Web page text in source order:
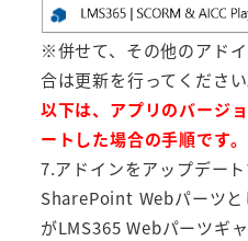
※併せて、その他のアド
合は更新を行ってください
以下は、アプリのバージ
ートした場合の手順です。
7.アドインをアップデー
SharePoint Webパーツと
がLMS365 Webパーツギ